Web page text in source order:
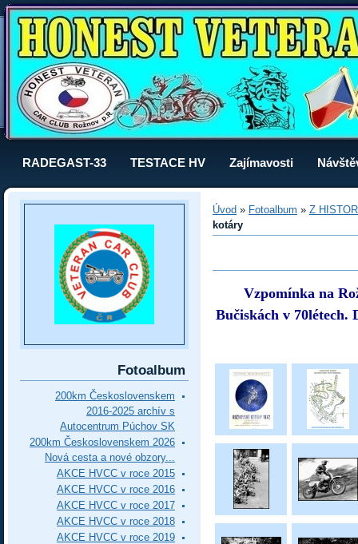
RADEGAST-33 TESTACE HV Zajímavosti
Úvod » Fotoalbum » Z
kotáry
Vzpomínka na
Bučiskách v 70létech.
Fotoalbum
200km Československem
2016-2025 archív s
Autocentrum Púchov SK
200km Československem 2026
Nová cesta a nové obzory...
AKCE HVCC v roce 2015
AKCE HVCC v roce 2016
AKCE HVCC v roce 2017
AKCE HVCC v roce 2018
AKCE HVCC v roce 2019